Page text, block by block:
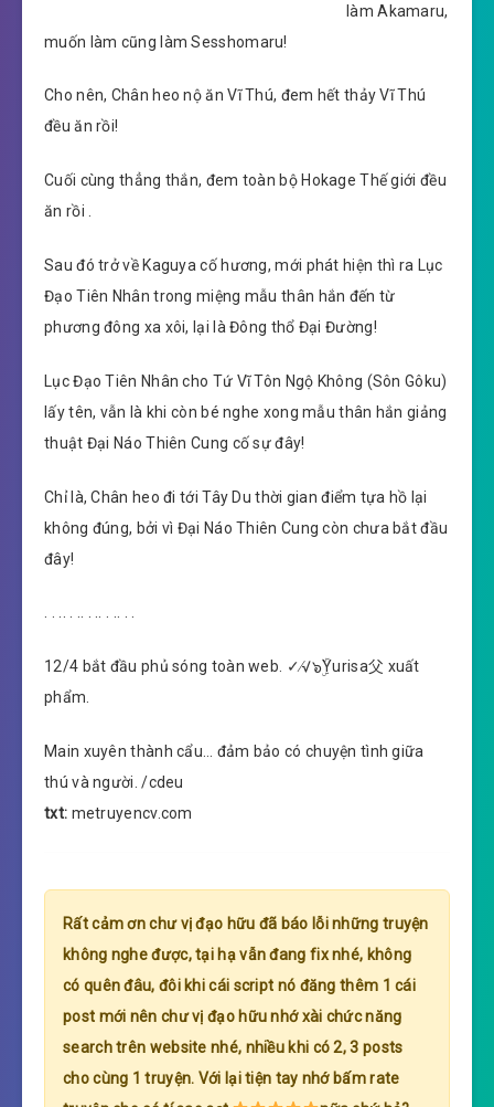
làm Akamaru,
muốn làm cũng làm Sesshomaru!
Cho nên, Chân heo nộ ăn Vĩ Thú, đem hết thảy Vĩ Thú
đều ăn rồi!
Cuối cùng thẳng thắn, đem toàn bộ Hokage Thế giới đều
ăn rồi .
Sau đó trở về Kaguya cố hương, mới phát hiện thì ra Lục
Đạo Tiên Nhân trong miệng mẫu thân hắn đến từ
phương đông xa xôi, lại là Đông thổ Đại Đường!
Lục Đạo Tiên Nhân cho Tứ Vĩ Tôn Ngộ Không (Sôn Gôku)
lấy tên, vẫn là khi còn bé nghe xong mẫu thân hắn giảng
thuật Đại Náo Thiên Cung cố sự đây!
Chỉ là, Chân heo đi tới Tây Du thời gian điểm tựa hồ lại
không đúng, bởi vì Đại Náo Thiên Cung còn chưa bắt đầu
đây!
. . .. . .. . .. . .. . .
12/4 bắt đầu phủ sóng toàn web. ✓∕√๖ۣۜYurisa父 xuất
phẩm.
Main xuyên thành cẩu… đảm bảo có chuyện tình giữa
thú và người. /cdeu
txt: metruyencv.com
Rất cảm ơn chư vị đạo hữu đã báo lỗi những truyện
không nghe được, tại hạ vẫn đang fix nhé, không
có quên đâu, đôi khi cái script nó đăng thêm 1 cái
post mới nên chư vị đạo hữu nhớ xài chức năng
search trên website nhé, nhiều khi có 2, 3 posts
cho cùng 1 truyện. Với lại tiện tay nhớ bấm rate